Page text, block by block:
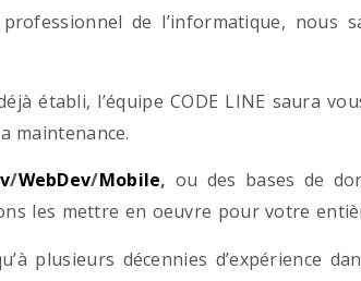
de l’informatique, nous
établi, l’équipe CODE LINE saura
maintenance.
/WebDev/Mobile, ou des bases de
les mettre en oeuvre pour votre
plusieurs décennies d’expérience